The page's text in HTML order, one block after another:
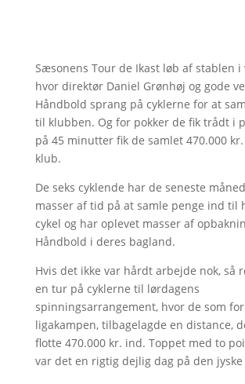
Sæsonens Tour de Ikast løb af stablen i
hvor direktør Daniel Grønhøj og gode
Håndbold sprang på cyklerne for at
til klubben. Og for pokker de fik trådt i
på 45 minutter fik de samlet 470.000
klub.
De seks cyklende har de seneste
masser af tid på at samle penge ind til
cykel og har oplevet masser af
Håndbold i deres bagland.
Hvis det ikke var hårdt arbejde nok, så
en tur på cyklerne til lørdagens
spinningsarrangement, hvor de som
ligakampen, tilbagelagde en distance,
flotte 470.000 kr. ind. Toppet med to
var det en rigtig dejlig dag på den jyske